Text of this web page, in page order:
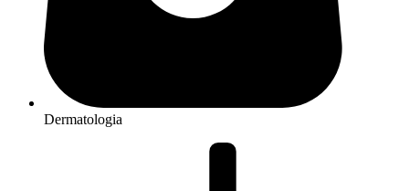
Dermatologia